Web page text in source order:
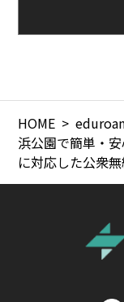
HOME
浜公園で簡単・
に対応した公衆